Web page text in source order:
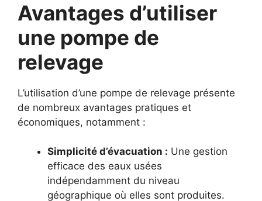
Avantages d’utiliser
une pompe de
relevage
L’utilisation d’une pompe de relevage présente
de nombreux avantages pratiques et
économiques, notamment :
Simplicité d’évacuation : Une gestion
efficace des eaux usées
indépendamment du niveau
géographique où elles sont produites.